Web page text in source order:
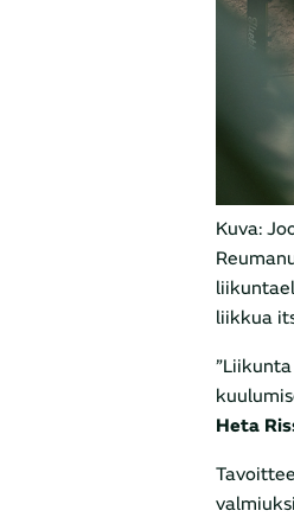
Kuva:
liikkua
Heta